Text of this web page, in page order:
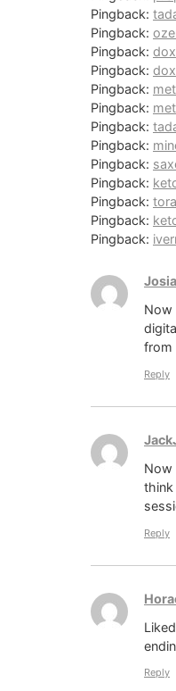
Pingback:
Pingback:
Pingback:
Pingback:
Pingback:
Pingback:
Pingback:
Pingback:
Pingback:
Pingback:
Pingback:
Pingback:
Pingback:
Now
from
Reply
Now
think
Reply
Reply